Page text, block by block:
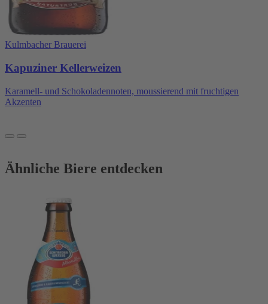
Kulmbacher Brauerei
Kapuziner Kellerweizen
Karamell- und Schokoladennoten, moussierend mit fruchtigen
Akzenten
Ähnliche Biere entdecken